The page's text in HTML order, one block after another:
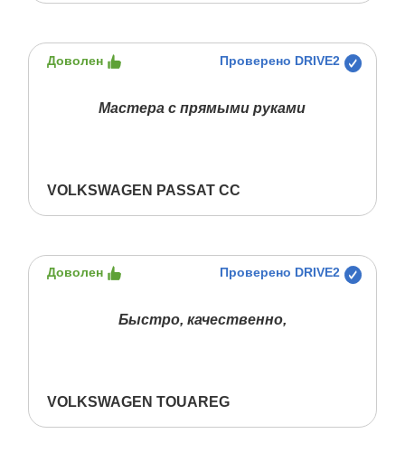
Доволен Проверено DRIVE2
Мастера с прямыми руками
VOLKSWAGEN PASSAT CC
Доволен Проверено DRIVE2
Быстро, качественно,
VOLKSWAGEN TOUAREG